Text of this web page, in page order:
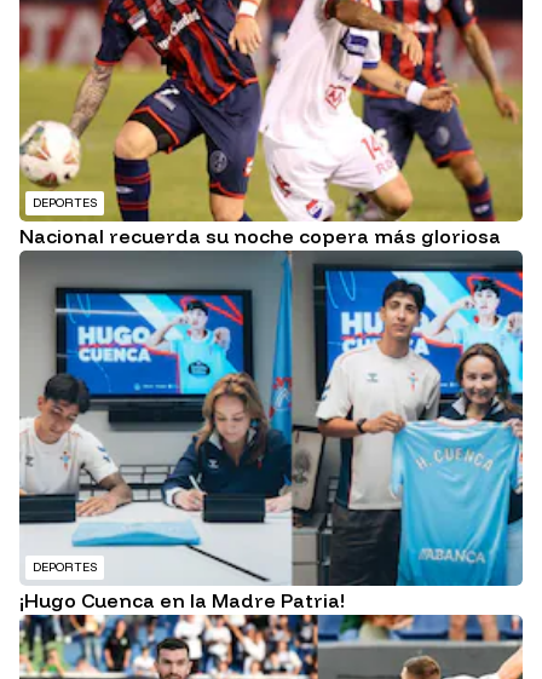
DEPORTES
Nacional recuerda su noche copera más gloriosa
DEPORTES
¡Hugo Cuenca en la Madre Patria!